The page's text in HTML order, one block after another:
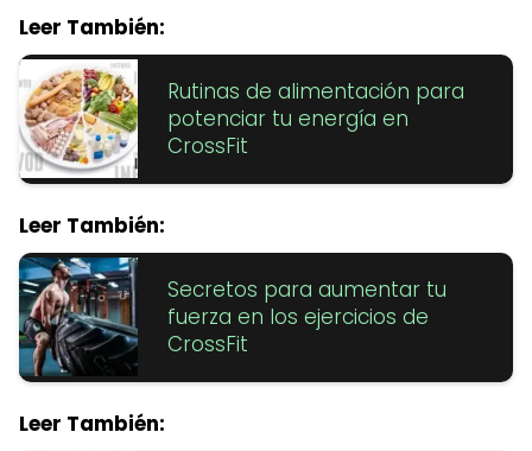
Leer También:
Rutinas de alimentación para
potenciar tu energía en
CrossFit
Leer También:
Secretos para aumentar tu
fuerza en los ejercicios de
CrossFit
Leer También: